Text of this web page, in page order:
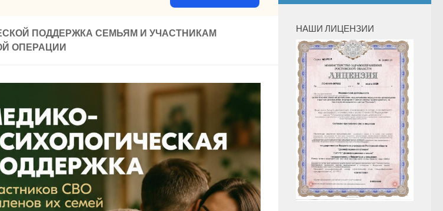
ПОДДЕРЖКА СЕМЬЯМ И УЧАСТНИКАМ
ОПЕРАЦИИ
НАШИ ЛИЦЕНЗИИ